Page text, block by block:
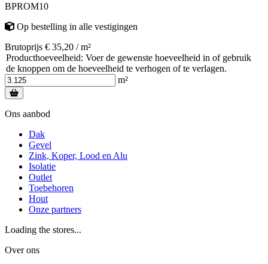
BPROM10
Op bestelling in alle vestigingen
Brutoprijs € 35,20 / m²
Producthoeveelheid: Voer de gewenste hoeveelheid in of gebruik
de knoppen om de hoeveelheid te verhogen of te verlagen.
m²
Ons aanbod
Dak
Gevel
Zink, Koper, Lood en Alu
Isolatie
Outlet
Toebehoren
Hout
Onze partners
Loading the stores...
Over ons